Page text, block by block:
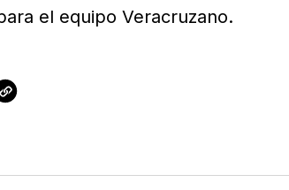
el equipo Veracruzano.